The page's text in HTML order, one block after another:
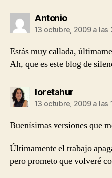
Antoniodice:
13 octubre, 2009 a las
Estás muy callada,
Ah, que es este blog de
loretahurdice:
13 octubre, 2009 a las
Buenísimas versiones que
Últimamente el trabajo
pero prometo que volveré